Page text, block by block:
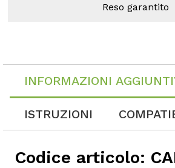
Reso garantito
INFORMAZIONI
ISTRUZIONI
Codice articolo: